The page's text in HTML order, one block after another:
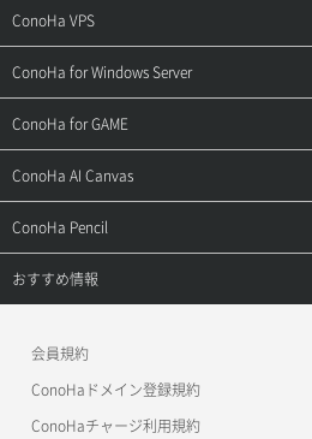
ご契約・お支払い
お問い合わせ
サポートトップ
ご利用ガイド
よくある質問
ConoHa VPS
サポートトップ
ご利用ガイド
APIドキュメントVPS3.0
ConoHa for Windows Server
サポートトップ
ご利用ガイド
APIドキュメントVPS3.0
ConoHa for GAME
サポートトップ
ご利用ガイド
ConoHa AI Canvas
サポートトップ
ご利用ガイド
ConoHa Pencil
サポートトップ
おすすめ情報
美雲このは徹底ガイド
会員規約
ConoHaドメイン登録規約
ConoHaチャージ利用規約